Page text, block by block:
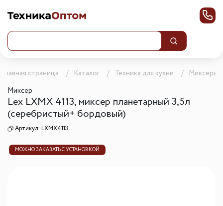
Главная страница Каталог Техника для кухни
Миксеры
Миксер
Lex LXMX 4113, миксер планетарный 3,5л
(серебристый+ бордовый)
Артикул: LXMX4113
МОЖНО ЗАКАЗАТЬ С УСТАНОВКОЙ